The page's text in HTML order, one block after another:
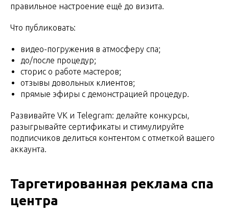
правильное настроение ещё до визита.
Что публиковать:
видео-погружения в атмосферу спа;
до/после процедур;
сторис о работе мастеров;
отзывы довольных клиентов;
прямые эфиры с демонстрацией процедур.
Развивайте VK и Telegram: делайте конкурсы,
разыгрывайте сертификаты и стимулируйте
подписчиков делиться контентом с отметкой вашего
аккаунта.
Таргетированная реклама спа
центра